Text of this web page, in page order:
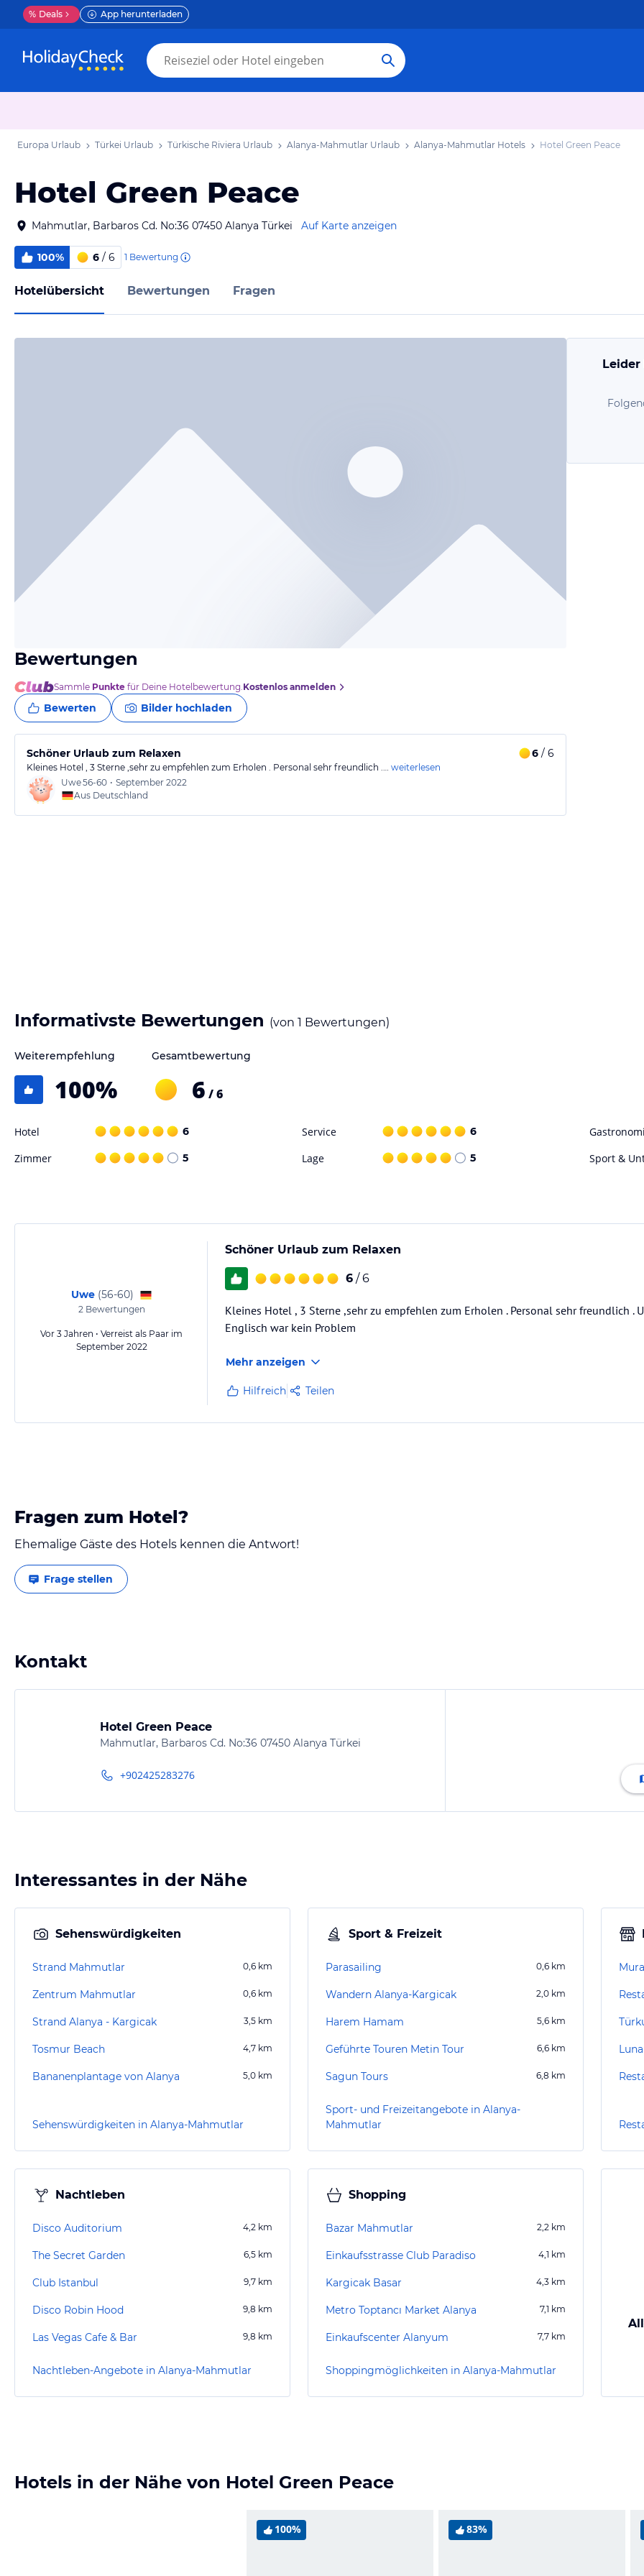
% Deals App herunterladen
Europa Urlaub Türkei Urlaub Türkische Riviera Urlaub Alanya-Mahmutlar Urlaub Alanya-Mahmutlar Hotels Hotel Green Peace
Hotel Green Peace
Mahmutlar, Barbaros Cd. No:36 07450 Alanya Türkei Auf Karte anzeigen
100% 6 / 6 1 Bewertung
Hotelübersicht Bewertungen Fragen
Bewertungen
Sammle Punkte für Deine Hotelbewertung. Kostenlos anmelden
Bewerten Bilder hochladen
Schöner Urlaub zum Relaxen 6 / 6
Kleines Hotel , 3 Sterne ,sehr zu empfehlen zum Erholen . Personal sehr freundlich .…
weiterlesen
Uwe56-60 • September 2022
Aus Deutschland
Informativste Bewertungen (von 1 Bewertungen)
Weiterempfehlung
100%
Gesamtbewertung
6 / 6
Hotel 6 Service 6
Zimmer 5 Lage 5 Sport &
Uwe (56-60)
2 Bewertungen
Vor 3 Jahren • Verreist als Paar im
September 2022
Schöner Urlaub zum Relaxen
6 / 6
Kleines Hotel , 3 Sterne ,sehr zu empfehlen zum Erholen . Personal sehr freundlich .
Englisch war kein Problem
Mehr anzeigen
Hilfreich Teilen
Fragen zum Hotel?
Ehemalige Gäste des Hotels kennen die Antwort!
Frage stellen
Kontakt
Hotel Green Peace
Mahmutlar, Barbaros Cd. No:36 07450 Alanya Türkei
+902425283276
Interessantes in der Nähe
Sehenswürdigkeiten
Strand Mahmutlar 0,6 km
Zentrum Mahmutlar 0,6 km
Strand Alanya - Kargicak 3,5 km
Tosmur Beach 4,7 km
Bananenplantage von Alanya 5,0 km
Sehenswürdigkeiten in Alanya-Mahmutlar
Sport & Freizeit
Parasailing 0,6 km
Wandern Alanya-Kargicak 2,0 km
Harem Hamam 5,6 km
Geführte Touren Metin Tour 6,6 km
Sagun Tours 6,8 km
Sport- und Freizeitangebote in Alanya-
Mahmutlar
Nachtleben
Disco Auditorium 4,2 km
The Secret Garden 6,5 km
Club Istanbul 9,7 km
Disco Robin Hood 9,8 km
Las Vegas Cafe & Bar 9,8 km
Nachtleben-Angebote in Alanya-Mahmutlar
Shopping
Bazar Mahmutlar 2,2 km
Einkaufsstrasse Club Paradiso 4,1 km
Kargicak Basar 4,3 km
Metro Toptancı Market Alanya 7,1 km
Einkaufscenter Alanyum 7,7 km
Shoppingmöglichkeiten in Alanya-Mahmutlar
Hotels in der Nähe von Hotel Green Peace
100% 83%